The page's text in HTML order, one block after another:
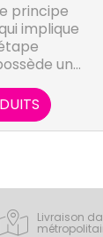
principe
implique
un
Livraison